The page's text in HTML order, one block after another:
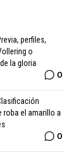
perfiles,
o
la gloria
0
roba el amarillo a
0